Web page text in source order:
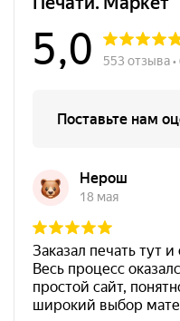
Печать ИП № Р68
Краска
Shiny S-